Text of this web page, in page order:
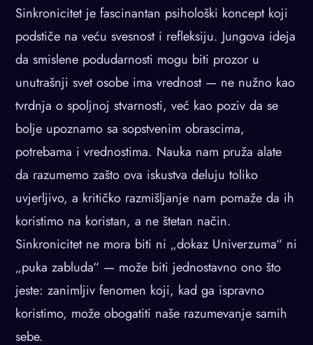
Sinkronicitet je fascinantan psihološki koncept koji
podstiče na veću svesnost i refleksiju. Jungova ideja
da smislene podudarnosti mogu biti prozor u
unutrašnji svet osobe ima vrednost — ne nužno kao
tvrdnja o spoljnoj stvarnosti, već kao poziv da se
bolje upoznamo sa sopstvenim obrascima,
potrebama i vrednostima. Nauka nam pruža alate
da razumemo zašto ova iskustva deluju toliko
uvjerljivo, a kritičko razmišljanje nam pomaže da ih
koristimo na koristan, a ne štetan način.
Sinkronicitet ne mora biti ni „dokaz Univerzuma“ ni
„puka zabluda“ — može biti jednostavno ono što
jeste: zanimljiv fenomen koji, kad ga ispravno
koristimo, može obogatiti naše razumevanje samih
sebe.